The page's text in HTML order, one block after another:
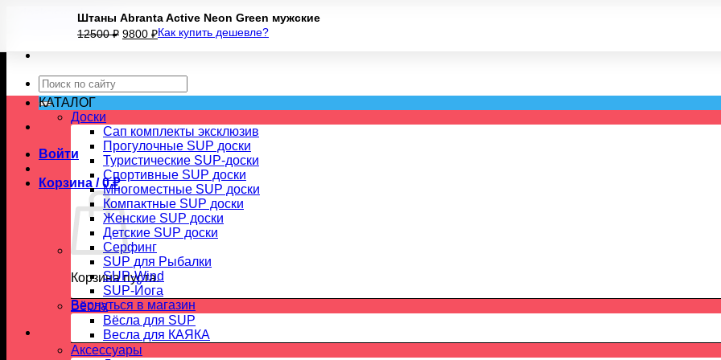
Искать:
Войти
Корзина /0₽
Корзина пуста.
Вернуться в магазин
КАТАЛОГ
Доски
Сап комплекты эксклюзив
Прогулочные SUP доски
Туристические SUP-доски
Спортивные SUP доски
Многоместные SUP доски
Компактные SUP доски
Женские SUP доски
Детские SUP доски
Серфинг
SUP для Рыбалки
SUP-Wind
SUP-Йога
Вёсла
Вёсла для SUP
Весла для КАЯКА
Аксессуары
Штаны Abranta Active Neon Green мужские
12500₽ Первоначальная
цена
9800 ₽Текущая
цена:
Как купить дешевле?